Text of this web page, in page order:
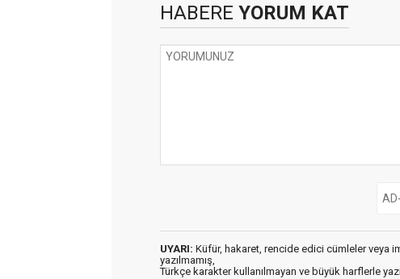
HABERE YORUM KAT
UYARI: Küfür, hakaret, rencide edici cümleler veya
yazılmamış,
Türkçe karakter kullanılmayan ve büyük harflerle